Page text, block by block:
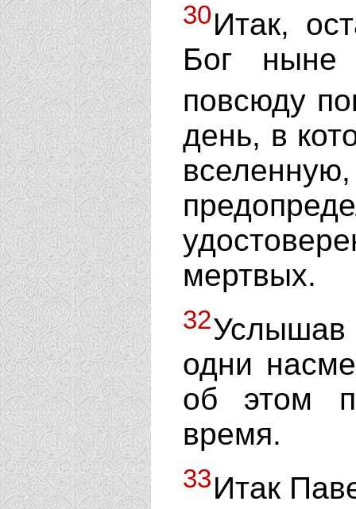
30Итак,
Бог ныне
повсюду
день, в
мертвых.
32
одни
об этом
время.
33Итак